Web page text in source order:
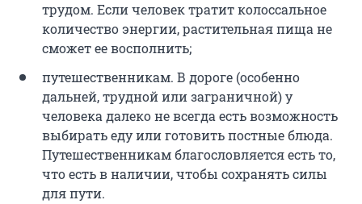
трудом. Если человек тратит колоссальное
количество энергии, растительная пища не
сможет ее восполнить;
путешественникам. В дороге (особенно
дальней, трудной или заграничной) у
человека далеко не всегда есть возможность
выбирать еду или готовить постные блюда.
Путешественникам благословляется есть то,
что есть в наличии, чтобы сохранять силы
для пути.